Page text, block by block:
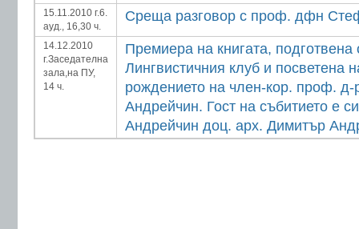
15.11.2010 г.6.
ауд., 16,30 ч.
Среща разговор с проф. дфн
14.12.2010
г.Заседателна
зала,на ПУ,
14 ч.
Премиера на книгата, подготвена
Лингвистичния клуб и посветена
рождението на член-кор. проф.
Андрейчин. Гост на събитието е
Андрейчин доц. арх. Димитър